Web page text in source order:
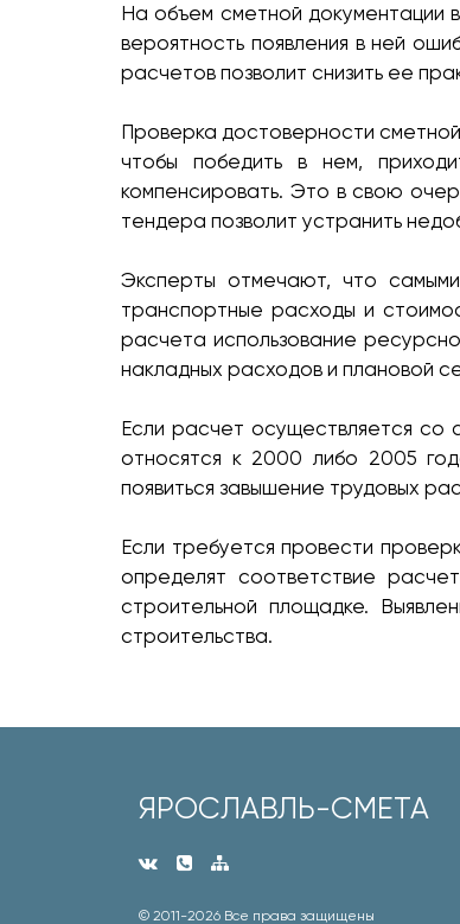
На объем сметной документации
вероятность появления в ней
расчетов позволит снизить ее
Проверка достоверности
чтобы победить в нем,
компенсировать. Это в свою
тендера позволит устранить
Эксперты отмечают, что
транспортные расходы и
расчета использование
накладных расходов и плановой
Если расчет осуществляется со
относятся к 2000 либо 2005
появиться завышение трудовых
Если требуется провести
определят соответствие
строительной площадке.
строительства.
ЯРОСЛАВЛЬ-СМЕТА
© 2011-2026 Все права защищены